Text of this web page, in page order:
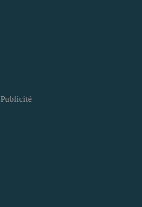
Publicité